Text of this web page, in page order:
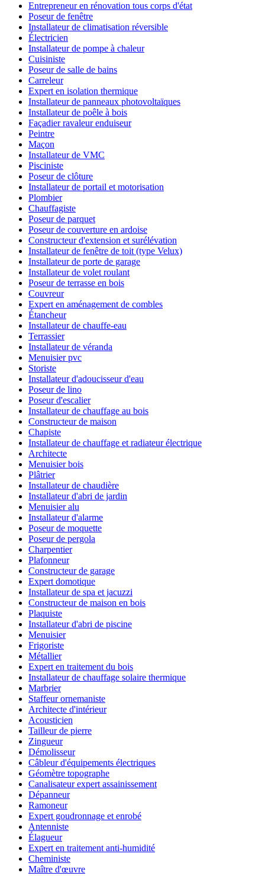
Entrepreneur en rénovation tous corps d'état
Poseur de fenêtre
Installateur de climatisation réversible
Électricien
Installateur de pompe à chaleur
Cuisiniste
Poseur de salle de bains
Carreleur
Expert en isolation thermique
Installateur de panneaux photovoltaïques
Installateur de poêle à bois
Façadier ravaleur enduiseur
Peintre
Maçon
Installateur de VMC
Pisciniste
Poseur de clôture
Installateur de portail et motorisation
Plombier
Chauffagiste
Poseur de parquet
Poseur de couverture en ardoise
Constructeur d'extension et surélévation
Installateur de fenêtre de toit (type Velux)
Installateur de porte de garage
Installateur de volet roulant
Poseur de terrasse en bois
Couvreur
Expert en aménagement de combles
Étancheur
Installateur de chauffe-eau
Terrassier
Installateur de véranda
Menuisier pvc
Storiste
Installateur d'adoucisseur d'eau
Poseur de lino
Poseur d'escalier
Installateur de chauffage au bois
Constructeur de maison
Chapiste
Installateur de chauffage et radiateur électrique
Architecte
Menuisier bois
Plâtrier
Installateur de chaudière
Installateur d'abri de jardin
Menuisier alu
Installateur d'alarme
Poseur de moquette
Poseur de pergola
Charpentier
Plafonneur
Constructeur de garage
Expert domotique
Installateur de spa et jacuzzi
Constructeur de maison en bois
Plaquiste
Installateur d'abri de piscine
Menuisier
Frigoriste
Métallier
Expert en traitement du bois
Installateur de chauffage solaire thermique
Marbrier
Staffeur ornemaniste
Architecte d'intérieur
Acousticien
Tailleur de pierre
Zingueur
Démolisseur
Câbleur d'équipements électriques
Géomètre topographe
Canalisateur expert assainissement
Dépanneur
Ramoneur
Expert goudronnage et enrobé
Antenniste
Élagueur
Expert en traitement anti-humidité
Cheministe
Maître d'œuvre